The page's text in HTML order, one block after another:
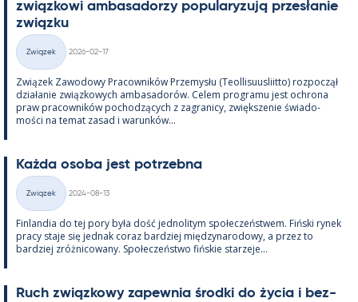
związ­kowi am­ba­sa­dorzy po­pu­la­ryzują przesła­nie
związku
Kategorie
Związek
2026-02-17
Związek Zawo­dowy Pracow­ników Prze­mysłu (Teol­li­suus­liitto) roz­począł
działa­nie związ­kowych am­ba­sa­dorów. Ce­lem pro­gramu jest ochrona
praw pracow­ników poc­hodzących z za­gra­nicy, zwiększe­nie świa­do­
mości na te­mat za­sad i wa­runków...
Każda osoba jest potrzebna
Kategorie
Związek
2024-08-13
Fin­lan­dia do tej pory była dość jed­no­li­tym społeczeństwem. Fiński ry­nek
pracy staje się jed­nak co­raz bardziej między­na­ro­dowy, a przez to
bardziej zróż­nicowany. Społeczeństwo fińs­kie starzeje...
Ruch związ­kowy za­pew­nia środki do życia i bez­